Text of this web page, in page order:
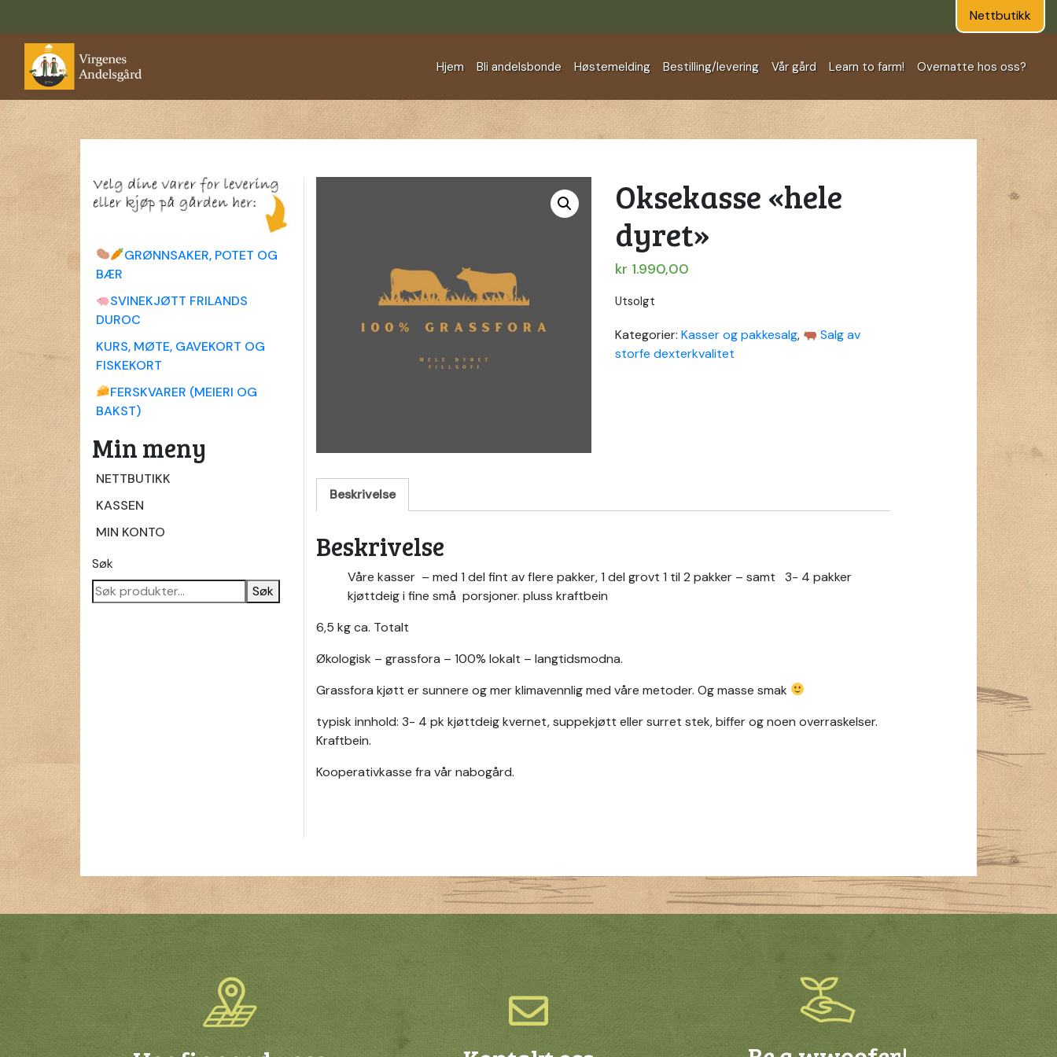
Nettbutikk
Hjem Bli andelsbonde Høstemelding Bestilling/levering Vår gård Learn to farm! Overnatte hos oss?
GRØNNSAKER, POTET OG
BÆR
SVINEKJØTT FRILANDS
DUROC
KURS, MØTE, GAVEKORT OG
FISKEKORT
FERSKVARER (MEIERI OG
BAKST)
Min meny
NETTBUTIKK
KASSEN
MIN KONTO
Søk
Søk
Oksekasse «hele
dyret»
kr 1.990,00
Utsolgt
Kategorier: Kasser og pakkesalg,
Salg av
storfe dexterkvalitet
Beskrivelse
Beskrivelse
Våre kasser – med 1 del fint av flere pakker, 1 del grovt 1 til 2 pakker – samt 3- 4 pakker
kjøttdeig i fine små porsjoner. pluss kraftbein
6,5 kg ca. Totalt
Økologisk – grassfora – 100% lokalt – langtidsmodna.
Grassfora kjøtt er sunnere og mer klimavennlig med våre metoder. Og masse smak
typisk innhold: 3- 4 pk kjøttdeig kvernet, suppekjøtt eller surret stek, biffer og noen overraskelser.
Kraftbein.
Kooperativkasse fra vår nabogård.